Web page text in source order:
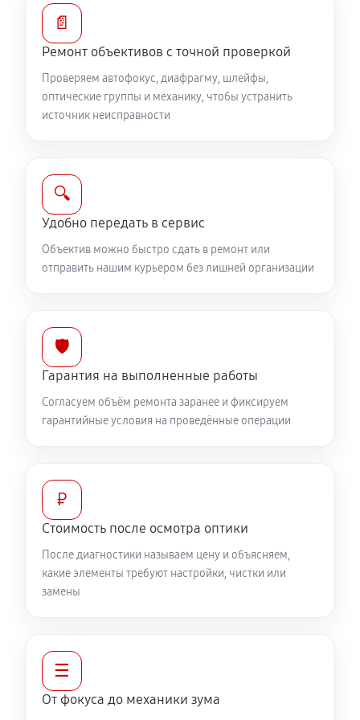
Устранение механических повреждений
Ремонт электроники объектива Canon EF-S 18-
55mm F4-5.6 IS STM
810 руб
Ремонт передней линзы объектива
720 руб 60 минут
Ремонт кольца зуммирования
360 руб 60 минут
Разблокировка заклинивания
Протяжка соединений трансфокатора
Замена светофильтра объектива Canon EF-S 18-
55mm F4-5.6 IS STM
📄
Ремонт объективов с точной проверкой
Проверяем автофокус, диафрагму, шлейфы,
оптические группы и механику, чтобы устранить
источник неисправности
🔍
Удобно передать в сервис
Объектив можно быстро сдать в ремонт или
отправить нашим курьером без лишней организации
🛡️
Гарантия на выполненные работы
Согласуем объём ремонта заранее и фиксируем
гарантийные условия на проведённые операции
₽
Стоимость после осмотра оптики
После диагностики называем цену и объясняем,
какие элементы требуют настройки, чистки или
замены
☰
От фокуса до механики зума